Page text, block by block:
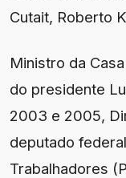
Cutait, Roberto
Ministro da
do presidente
2003 e 2005,
deputado
Trabalhadores